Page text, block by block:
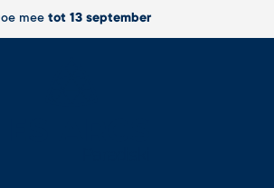
mee tot 13 september